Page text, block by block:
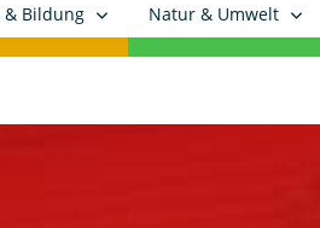
& Bildung Natur & Umwelt